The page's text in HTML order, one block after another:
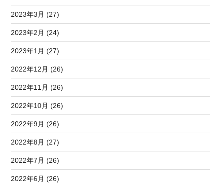
2023年3月 (27)
2023年2月 (24)
2023年1月 (27)
2022年12月 (26)
2022年11月 (26)
2022年10月 (26)
2022年9月 (26)
2022年8月 (27)
2022年7月 (26)
2022年6月 (26)